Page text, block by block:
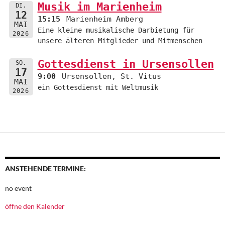
DI.
12
MAI
2026
Musik im Marienheim
15:15 Marienheim Amberg
Eine kleine musikalische Darbietung für
unsere älteren Mitglieder und Mitmenschen
SO.
17
MAI
2026
Gottesdienst in Ursensollen
9:00 Ursensollen, St. Vitus
ein Gottesdienst mit Weltmusik
ANSTEHENDE TERMINE:
no event
öffne den Kalender